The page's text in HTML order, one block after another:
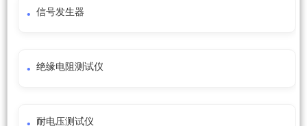
信号发生器
绝缘电阻测试仪
耐电压测试仪